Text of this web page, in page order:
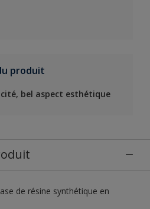
produit
bel aspect esthétique
de résine synthétique en